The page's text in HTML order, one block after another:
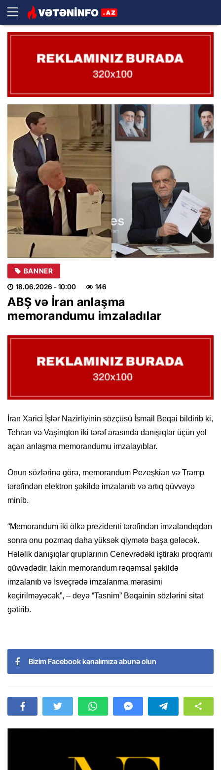
BANNER
18.06.2026 - 10:00 146
ABŞ və İran anlaşma
memorandumu imzaladılar
İran Xarici İşlər Nazirliyinin sözçüsü İsmail Beqai bildirib ki,
Tehran və Vaşinqton iki tərəf arasında danışıqlar üçün yol
açan anlaşma memorandumu imzalayıblar.
Onun sözlərinə görə, memorandum Pezeşkian və Tramp
tərəfindən elektron şəkildə imzalanıb və artıq qüvvəyə
minib.
“Memorandum iki ölkə prezidenti tərəfindən imzalandıqdan
sonra onu pozmaq daha yüksək qiymətə başa gələcək.
Hələlik danışıqlar qruplarının Cenevrədəki iştirakı proqramı
qüvvədədir, lakin memorandum rəqəmsal şəkildə
imzalanıb və İsveçrədə imzalanma mərasimi
keçirilməyəcək”, – deyə “Tasnim” Beqainin sözlərini sitat
gətirib.
Bizim Facebook kanalımıza abunə olun